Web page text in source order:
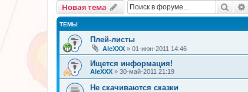
Новая тема Поиск
ТЕМЫ
Плей-листы
AleXXX » 01-июн-2011 14:46
Ищется информация!
AleXXX » 30-май-2011 21:19
Не скачиваются сказки